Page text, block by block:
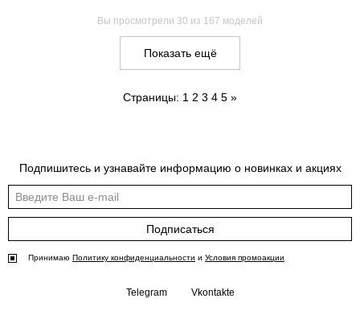
Вы просмотрели 30 из 167 моделей
Показать ещё
Страницы: 1 2 3 4 5 »
Подпишитесь и узнавайте информацию о новинках и акциях
Подписаться
Принимаю Политику конфиденциальности и Условия промоакции
Telegram Vkontakte